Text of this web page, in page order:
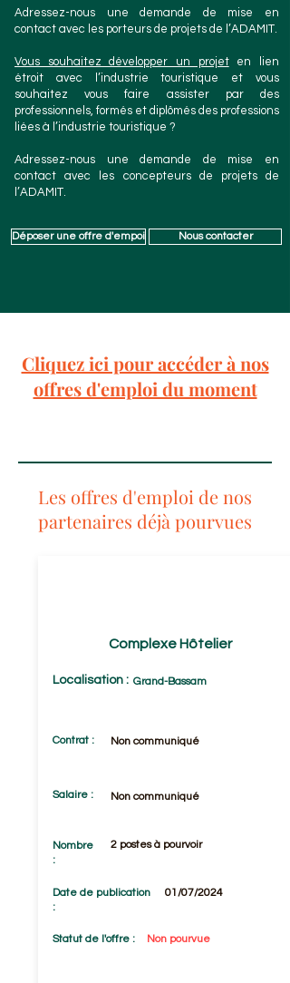
Adressez-nous une demande de mise en
contact avec les porteurs de projets de l’ADAMIT.
Vous souhaitez développer un projeten lien
étroit avec l’industrie touristique et vous
souhaitez vous faire assister par des
professionnels, formés et diplômés des professions
liées à l’industrie touristique ?
Adressez-nous une demande de mise en
contact avec les concepteurs de projets de
l’ADAMIT.
Déposer une offre d'empoi Nous contacter
Cliquez ici pour accéder à nos
offres d'emploi du moment
Les offres d'emploi de nos
partenaires déjà pourvues
Complexe Hôtelier
Localisation : Grand-Bassam
Contrat : Non communiqué
Salaire : Non communiqué
Nombre
:
2 postes à pourvoir
Date de publication
:
01/07/2024
Statut de l'offre : Non pourvue